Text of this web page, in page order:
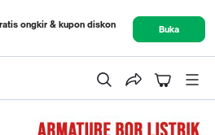
ongkir & kupon diskon
Buka